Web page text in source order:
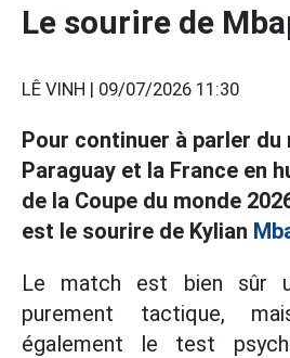
Le sourire de
LÊ VINH | 09/07/2026 11:30
Pour continuer à parler
Paraguay et la France en
de la Coupe du monde
est le sourire de Kylian
Le match est bien sûr
purement tactique,
également le test